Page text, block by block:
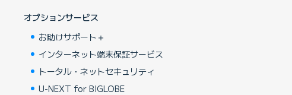
オプションサービス
お助けサポート＋
インターネット端末保証サービス
トータル・ネットセキュリティ
U-NEXT for BIGLOBE